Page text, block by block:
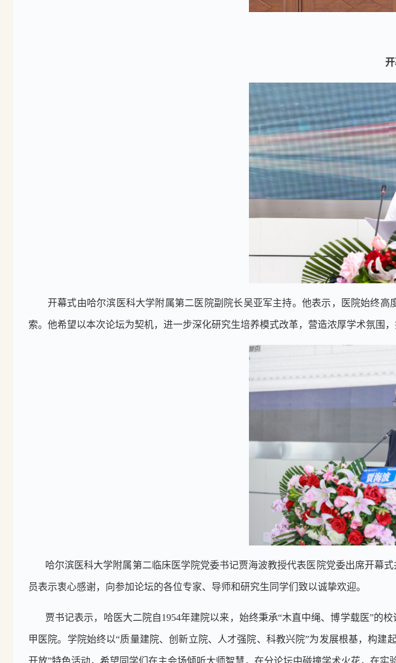
开幕式由哈尔滨医科大学附属第二医院副院长吴亚军主持。他表示，医院始终
索。他希望以本次论坛为契机，进一步深化研究生培养模式改革，营造浓厚学术氛围，
哈尔滨医科大学附属第二临床医学院党委书记贾海波教授代表医院党委出席开幕
员表示衷心感谢，向参加论坛的各位专家、导师和研究生同学们致以诚挚欢迎。
贾书记表示，哈医大二院自 1954年建院以来，始终秉承“木直中绳、博学载医”的校
甲医院。学院始终以“质量建院、创新立院、人才强院、科教兴院”为发展根基，构建